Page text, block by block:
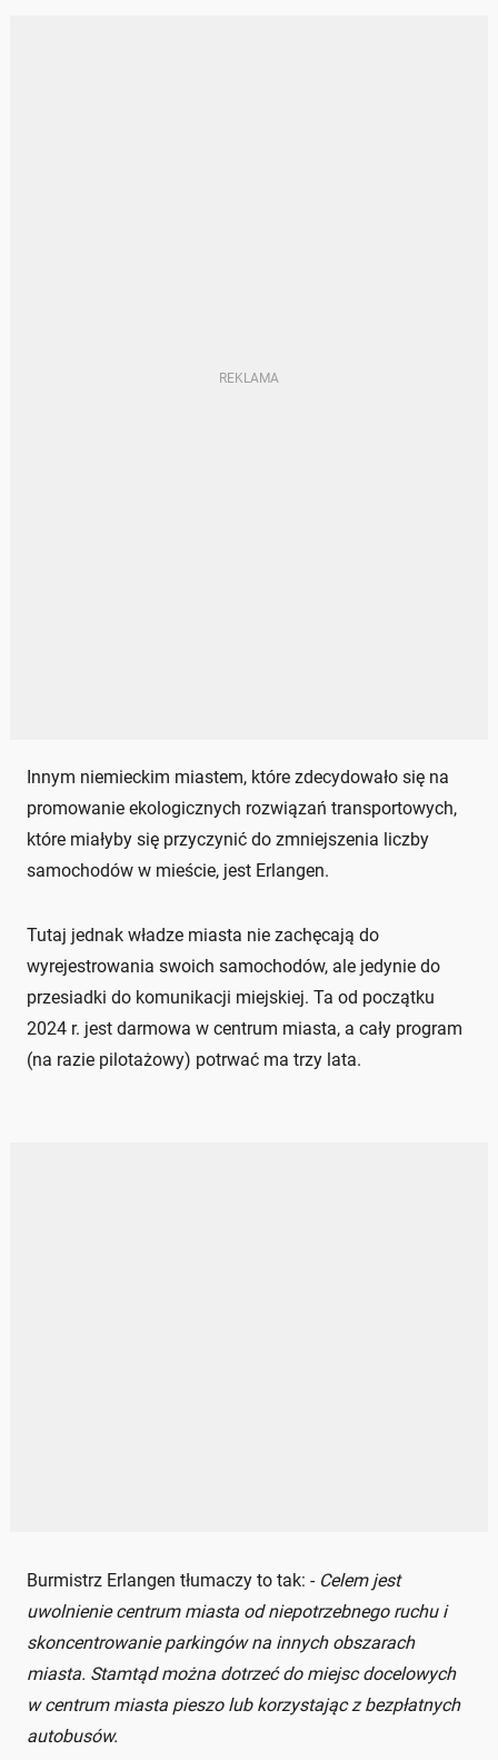
Innym niemieckim miastem, które zdecydowało się na
promowanie ekologicznych rozwiązań transportowych,
które miałyby się przyczynić do zmniejszenia liczby
samochodów w mieście, jest Erlangen.
Tutaj jednak władze miasta nie zachęcają do
wyrejestrowania swoich samochodów, ale jedynie do
przesiadki do komunikacji miejskiej. Ta od początku
2024 r. jest darmowa w centrum miasta, a cały program
(na razie pilotażowy) potrwać ma trzy lata.
Burmistrz Erlangen tłumaczy to tak: - Celem jest
uwolnienie centrum miasta od niepotrzebnego ruchu i
skoncentrowanie parkingów na innych obszarach
miasta. Stamtąd można dotrzeć do miejsc docelowych
w centrum miasta pieszo lub korzystając z bezpłatnych
autobusów.